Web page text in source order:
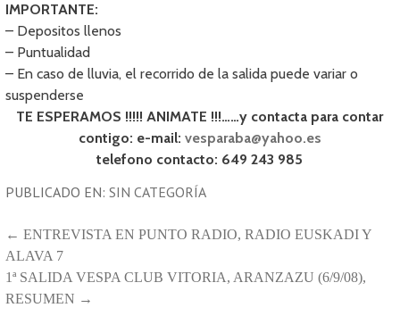
IMPORTANTE:
– Depositos llenos
– Puntualidad
– En caso de lluvia, el recorrido de la salida puede variar o
suspenderse
TE ESPERAMOS !!!!! ANIMATE !!!……y contacta para contar
contigo: e-mail: vesparaba@yahoo.es
telefono contacto: 649 243 985
PUBLICADO EN:SIN CATEGORÍA
NAVEGACIÓN
DE
ENTRADAS
← ENTREVISTA EN PUNTO RADIO, RADIO EUSKADI Y
ALAVA 7
1ª SALIDA VESPA CLUB VITORIA, ARANZAZU (6/9/08),
RESUMEN →